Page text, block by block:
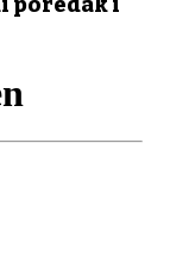
poredak i